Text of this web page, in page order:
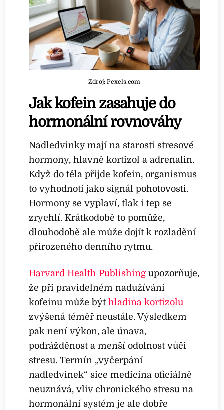
Zdroj: Pexels.com
Jak kofein zasahuje do
hormonální rovnováhy
Nadledvinky mají na starosti stresové
hormony, hlavně kortizol a adrenalin.
Když do těla přijde kofein, organismus
to vyhodnotí jako signál pohotovosti.
Hormony se vyplaví, tlak i tep se
zrychlí. Krátkodobě to pomůže,
dlouhodobě ale může dojít k rozladění
přirozeného denního rytmu.
Harvard Health Publishing upozorňuje,
že při pravidelném nadužívání
kofeinu může býthladina kortizolu
zvýšená téměř neustále. Výsledkem
pak není výkon, ale únava,
podrážděnost a menší odolnost vůči
stresu. Termín „vyčerpání
nadledvinek“ sice medicína oficiálně
neuznává, vliv chronického stresu na
hormonální systém je ale dobře